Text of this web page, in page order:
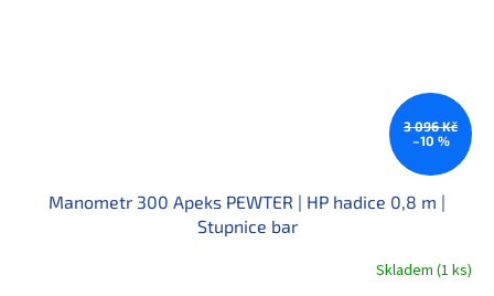
3 096 Kč
–10 %
Manometr 300 Apeks PEWTER | HP hadice 0,8 m |
Stupnice bar
Skladem (1 ks)